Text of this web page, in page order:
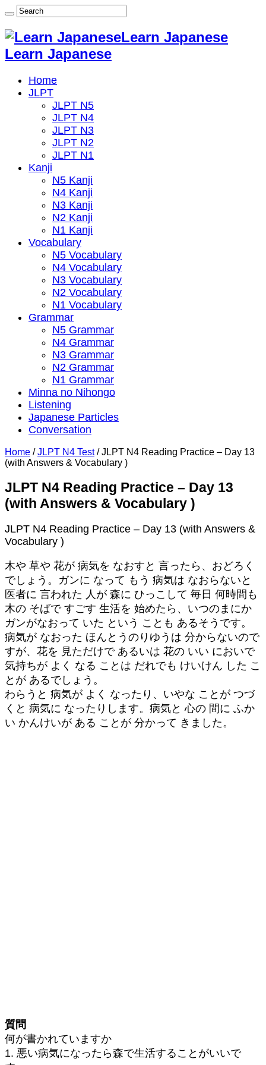
Learn Japanese
Learn Japanese
Home
JLPT
JLPT N5
JLPT N4
JLPT N3
JLPT N2
JLPT N1
Kanji
N5 Kanji
N4 Kanji
N3 Kanji
N2 Kanji
N1 Kanji
Vocabulary
N5 Vocabulary
N4 Vocabulary
N3 Vocabulary
N2 Vocabulary
N1 Vocabulary
Grammar
N5 Grammar
N4 Grammar
N3 Grammar
N2 Grammar
N1 Grammar
Minna no Nihongo
Listening
Japanese Particles
Conversation
Home / JLPT N4 Test / JLPT N4 Reading Practice – Day 13
(with Answers & Vocabulary )
JLPT N4 Reading Practice – Day 13
(with Answers & Vocabulary )
JLPT N4 Reading Practice – Day 13 (with Answers &
Vocabulary )
木や 草や 花が 病気を なおすと 言ったら、おどろく
でしょう。ガンに なって もう 病気は なおらないと
医者に 言われた 人が 森に ひっこして 毎日 何時間も
木の そばで すごす 生活を 始めたら、いつのまにか
ガンがなおって いた という ことも あるそうです。
病気が なおった ほんとうのりゆうは 分からないので
すが、花を 見ただけで あるいは 花の いい においで
気持ちが よく なる ことは だれでも けいけん した こ
とが あるでしょう。
わらうと 病気が よく なったり、いやな ことが つづ
くと 病気に なったりします。病気と 心の 間に ふか
い かんけいが ある ことが 分かって きました。
質問
何が書かれていますか
1. 悪い病気になったら森で生活することがいいで